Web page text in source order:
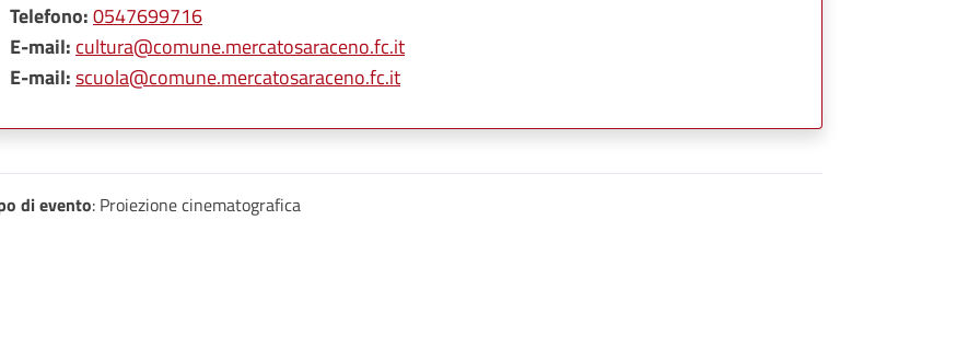
Telefono:0547699716
E-mail: cultura@comune.mercatosaraceno.fc.it
E-mail:scuola@comune.mercatosaraceno.fc.it
di evento: Proiezione cinematografica